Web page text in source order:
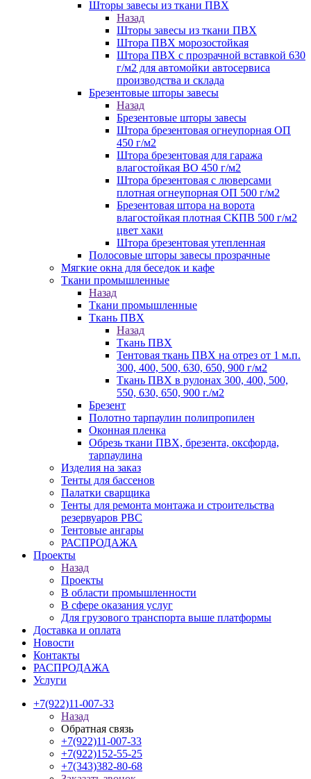
Шторы завесы из ткани ПВХ
Назад
Шторы завесы из ткани ПВХ
Штора ПВХ морозостойкая
Штора ПВХ с прозрачной вставкой 630
г/м2 для автомойки автосервиса
производства и склада
Брезентовые шторы завесы
Назад
Брезентовые шторы завесы
Штора брезентовая огнеупорная ОП
450 г/м2
Штора брезентовая для гаража
влагостойкая ВО 450 г/м2
Штора брезентовая с люверсами
плотная огнеупорная ОП 500 г/м2
Брезентовая штора на ворота
влагостойкая плотная СКПВ 500 г/м2
цвет хаки
Штора брезентовая утепленная
Полосовые шторы завесы прозрачные
Мягкие окна для беседок и кафе
Ткани промышленные
Назад
Ткани промышленные
Ткань ПВХ
Назад
Ткань ПВХ
Тентовая ткань ПВХ на отрез от 1 м.п.
300, 400, 500, 630, 650, 900 г/м2
Ткань ПВХ в рулонах 300, 400, 500,
550, 630, 650, 900 г./м2
Брезент
Полотно тарпаулин полипропилен
Оконная пленка
Обрезь ткани ПВХ, брезента, оксфорда,
тарпаулина
Изделия на заказ
Тенты для бассенов
Палатки сварщика
Тенты для ремонта монтажа и строительства
резервуаров РВС
Тентовые ангары
РАСПРОДАЖА
Проекты
Назад
Проекты
В области промышленности
В сфере оказания услуг
Для грузового транспорта выше платформы
Доставка и оплата
Новости
Контакты
РАСПРОДАЖА
Услуги
+7(922)11-007-33
Назад
Обратная связь
+7(922)11-007-33
+7(922)152-55-25
+7(343)382-80-68